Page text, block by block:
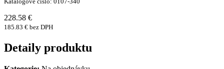
228.58 €
185.83 € bez DPH
Detaily produktu